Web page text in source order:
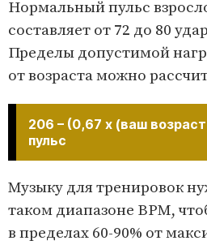
Нормальный пульс
составляет от 72 до 80
Пределы допустимой
от возраста можно
206 – (0,67 x (ваш
пульс
Музыку для тренировок
таком диапазоне BPM,
в пределах 60-90% от